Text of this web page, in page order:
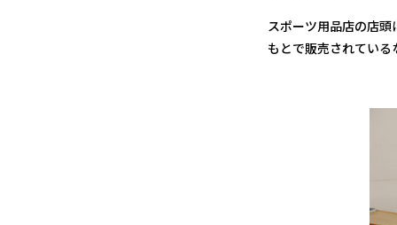
スポーツ用品店の店
もとで販売されてい